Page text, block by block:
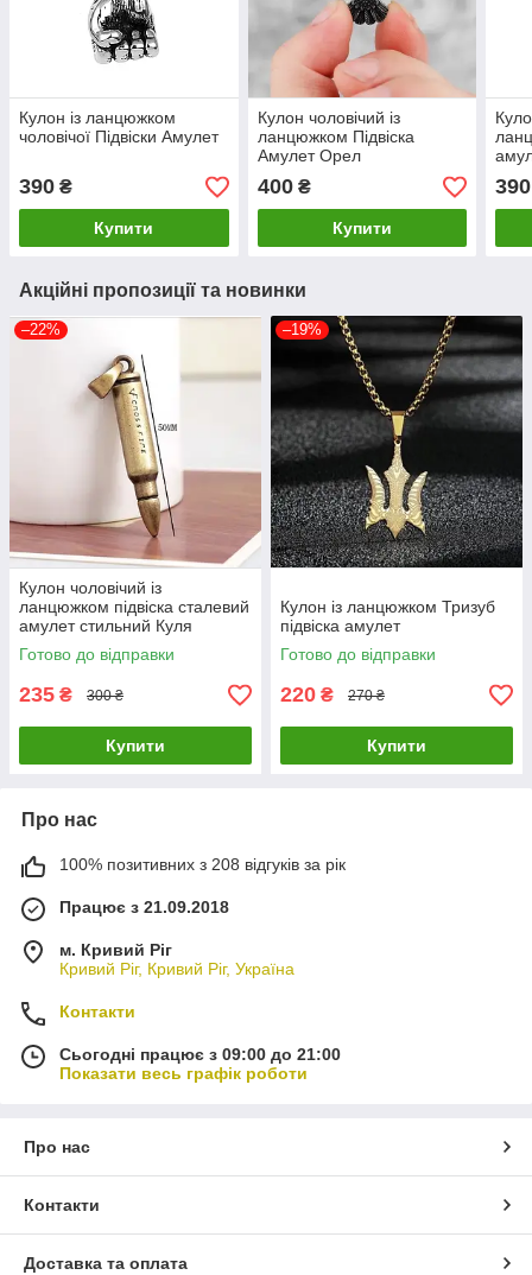
Кулон із ланцюжком
чоловічої Підвіски Амулет
390 ₴
Купити
Кулон чоловічий із
ланцюжком Підвіска
Амулет Орел
400₴
Купити
390
Акційні пропозиції та новинки
–22%
Кулон чоловічий із
ланцюжком підвіска сталевий
амулет стильний Куля
Готово до відправки
235 ₴ 300 ₴
Купити
–19%
Кулон із ланцюжком Тризуб
підвіска амулет
Готово до відправки
220 ₴ 270 ₴
Купити
Про нас
100% позитивних з 208 відгуків за рік
Працює з 21.09.2018
м. Кривий Ріг
Кривий Ріг, Кривий Ріг, Україна
Контакти
Сьогодні працює з 09:00 до 21:00
Показати весь графік роботи
Про нас
Контакти
Доставка та оплата